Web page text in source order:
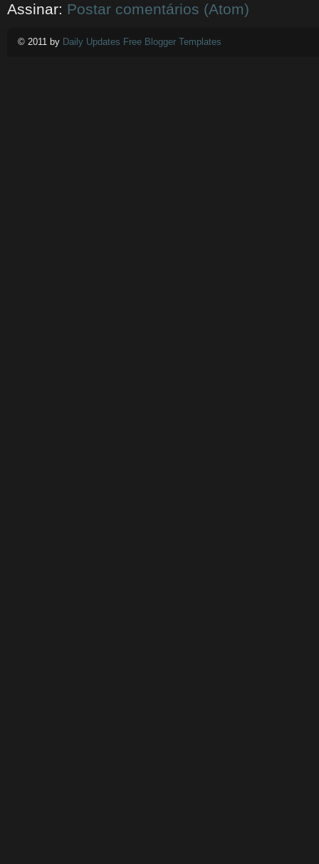
Assinar: Postar comentários (Atom)
© 2011 by Daily Updates Free Blogger Templates